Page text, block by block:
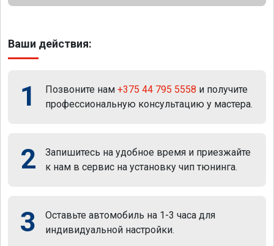
Ваши действия:
1 Позвоните нам +375 44 795 5558 и получите
профессиональную консультацию у мастера.
2
Запишитесь на удобное время и приезжайте
к нам в сервис на установку чип тюнинга.
3
Оставьте автомобиль на 1-3 часа для
индивидуальной настройки.